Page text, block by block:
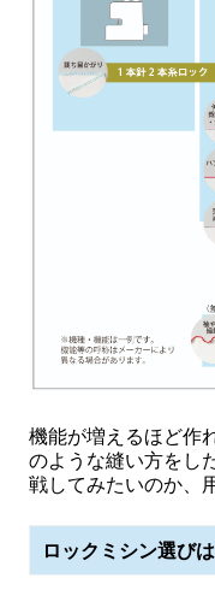
機能が増えるほど作
のような縫い方をし
戦してみたいのか、
ロックミシン選び